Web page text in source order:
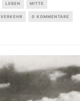
LEBEN MITTE
VERKEHR 0 KOMMENTARE